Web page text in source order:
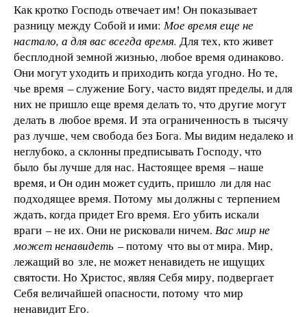
Как кротко Господь отвечает им! Он показывает
разницу между Собой и ими: Мое время еще не
настало, а для вас всегда время. Для тех, кто живет
бесплодной земной жизнью, любое время одинаково.
Они могут уходить и приходить когда угодно. Но те,
чье время – служение Богу, часто видят пределы, и для
них не пришло еще время делать то, что другие могут
делать в любое время. И эта ограниченность в тысячу
раз лучше, чем свобода без Бога. Мы видим недалеко и
неглубоко, а склонны предписывать Господу, что
было бы лучше для нас. Настоящее время – наше
время, и Он один может судить, пришло ли для нас
подходящее время. Потому мы должны с терпением
ждать, когда придет Его время. Его убить искали
враги – не их. Они не рисковали ничем. Вас мир не
может ненавидеть – потому что вы от мира. Мир,
лежащий во зле, не может ненавидеть не ищущих
святости. Но Христос, являя Себя миру, подвергает
Себя величайшей опасности, потому что мир
ненавидит Его.